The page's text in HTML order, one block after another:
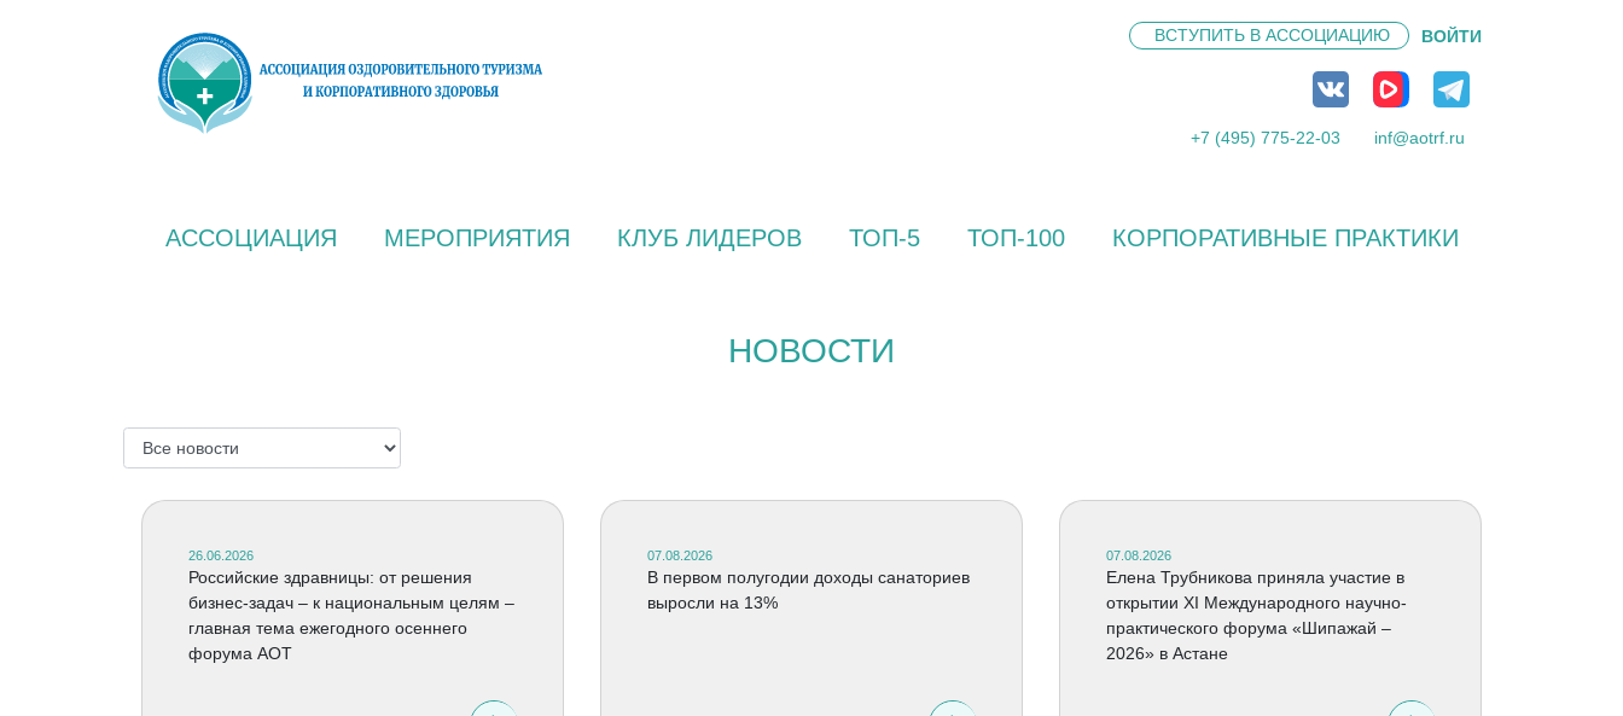
ВСТУПИТЬ В АССОЦИАЦИЮ ВОЙТИ
+7 (495) 775-22-03 inf@aotrf.ru
АССОЦИАЦИЯ МЕРОПРИЯТИЯ КЛУБ ЛИДЕРОВ ТОП-5 ТОП-100 КОРПОРАТИВНЫЕ ПРАКТИКИ
НОВОСТИ
26.06.2026
Российские здравницы: от решения
бизнес-задач – к национальным целям –
главная тема ежегодного осеннего
форума АОТ
07.08.2026
В первом полугодии доходы санаториев
выросли на 13%
07.08.2026
Елена Трубникова приняла участие в
открытии XI Международного научно-
практического форума «Шипажай –
2026» в Астане